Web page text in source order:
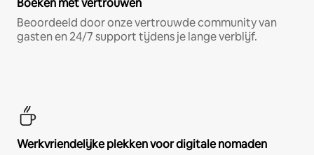
Boeken met vertrouwen
Beoordeeld door onze vertrouwde community van
gasten en 24/7 support tijdens je lange verblijf.
Werkvriendelijke plekken voor digitale nomaden